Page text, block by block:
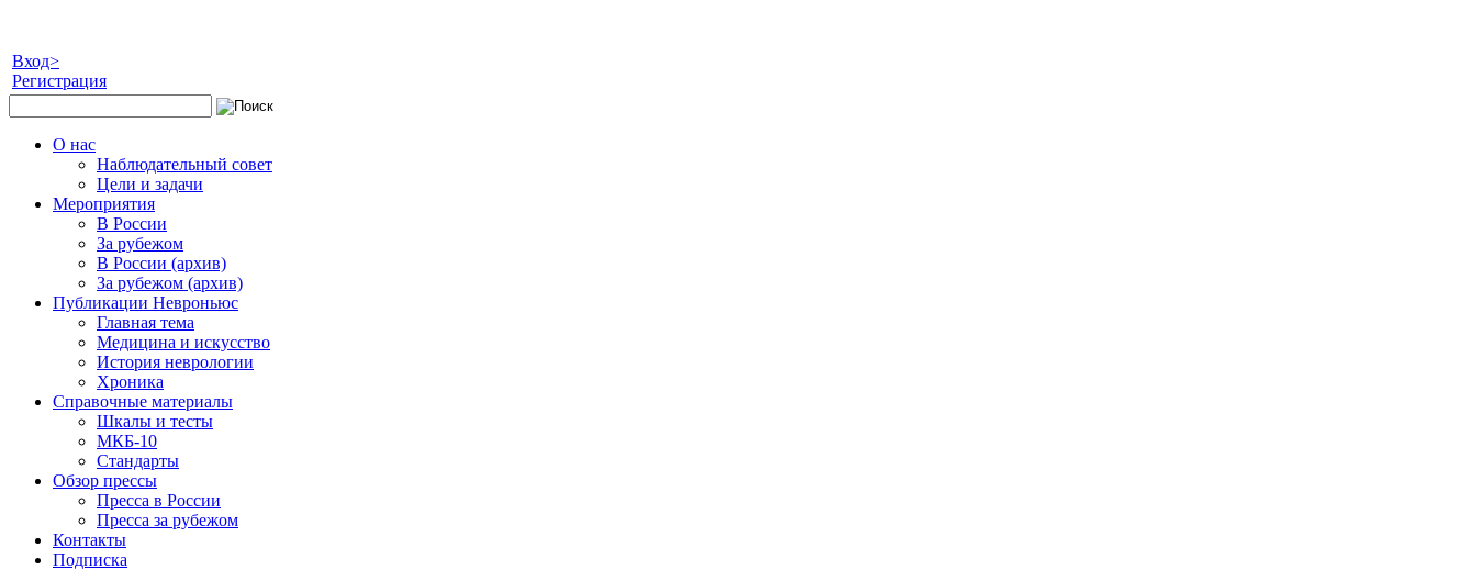
Вход>
Регистрация
О нас
Наблюдательный совет
Цели и задачи
Мероприятия
В России
За рубежом
В России (архив)
За рубежом (архив)
Публикации Невроньюс
Главная тема
Медицина и искусство
История неврологии
Хроника
Справочные материалы
Шкалы и тесты
МКБ-10
Стандарты
Обзор прессы
Пресса в России
Пресса за рубежом
Контакты
Подписка